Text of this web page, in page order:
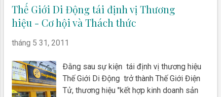
về online trong SEO - Search Engine
Optimization của tên miền này cùng với
chiến lược tập trung vào bán hàng online
của Dienmay.com thì giá trị tên miền này
Thế Giới Di Động tái định vị Thương
hiệu - Cơ hội và Thách thức
tháng 5 31, 2011
Đằng sau sự kiện tái định vị thương hiệu
Thế Giới Di Động trở thành Thế Giới Điện
Tử, thương hiệu "kết hợp kinh doanh sản